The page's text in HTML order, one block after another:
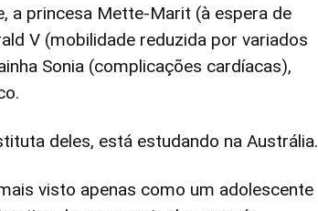
a princesa Mette-Marit (à espera de
V (mobilidade reduzida por variados
Sonia (complicações cardíacas),
deles, está estudando na Austrália.
visto apenas como um adolescente